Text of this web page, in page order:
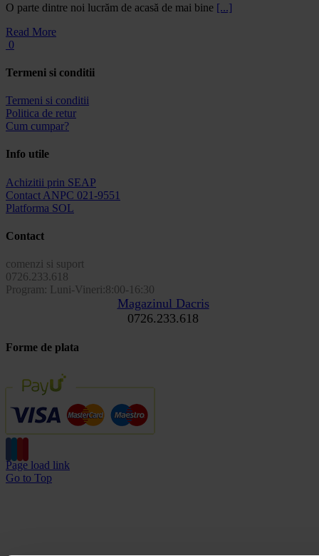
O parte dintre noi lucrăm de acasă de mai bine [...]
Read More
0
Termeni si conditii
Termeni si conditii
Politica de retur
Cum cumpar?
Info utile
Achizitii prin SEAP
Contact ANPC 021-9551
Platforma SOL
Contact
comenzi si suport
0726.233.618
Program: Luni-Vineri:8:00-16:30
Magazinul Dacris
0726.233.618
Forme de plata
Page load link
Go to Top